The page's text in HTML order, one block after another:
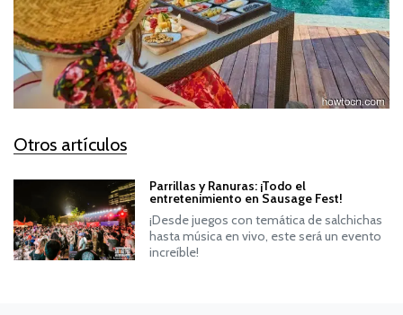
Otros artículos
Parrillas y Ranuras: ¡Todo el
entretenimiento en Sausage Fest!
¡Desde juegos con temática de salchichas
hasta música en vivo, este será un evento
increíble!